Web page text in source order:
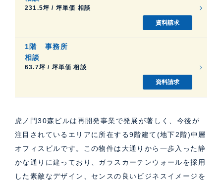
231.5坪 / 坪単価 相談
資料請求
1階 事務所
相談
63.7坪 / 坪単価 相談
資料請求
虎ノ門30森ビルは再開発事業で発展が著しく、今後が
注目されているエリアに所在する9階建て(地下2階)中層
オフィスビルです。この物件は大通りから一歩入った静
かな通りに建っており、ガラスカーテンウォールを採用
した素敵なデザイン、センスの良いビジネスイメージを